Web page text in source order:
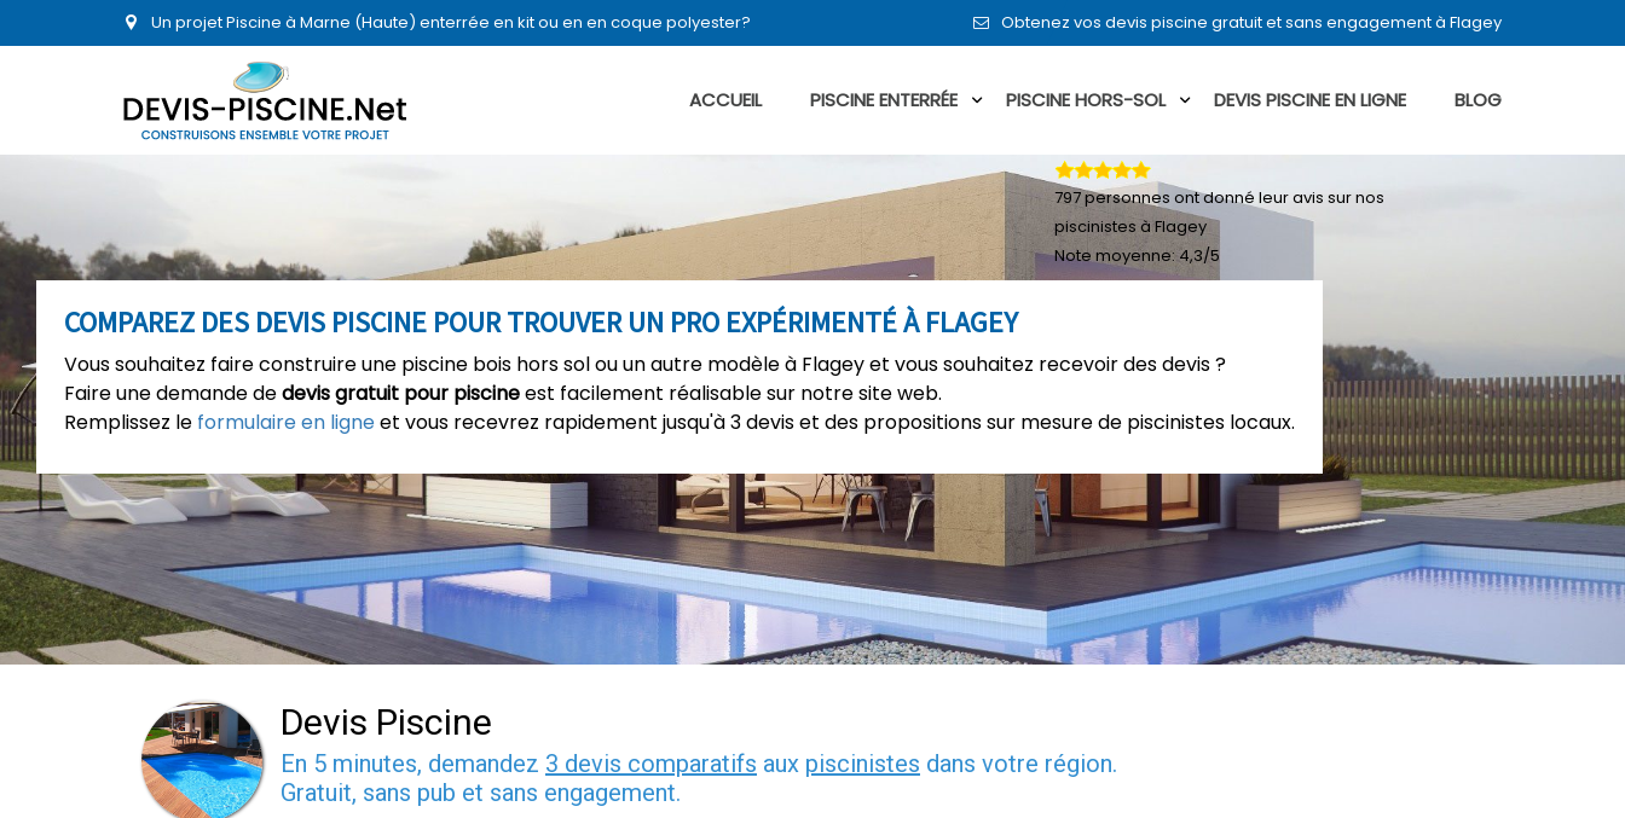
Un projet Piscine à Marne (Haute) enterrée en kit ou en en coque polyester? Obtenez vos devis piscine gratuit et sans engagement à Flagey
ACCUEIL PISCINE ENTERRÉE PISCINE HORS-SOL DEVIS PISCINE EN LIGNE BLOG
COMPAREZ DES DEVIS PISCINE POUR TROUVER UN PRO EXPÉRIMENTÉ À FLAGEY
Vous souhaitez faire construire une piscine bois hors sol ou un autre modèle à Flagey et vous souhaitez recevoir des devis ?
Faire une demande dedevis gratuit pour piscineest facilement réalisable sur notre site web.
Remplissez le formulaire en ligneet vous recevrez rapidement jusqu'à 3 devis et des propositions sur mesure de piscinistes locaux.
797personnes ont donné leuravis sur nos
piscinistes à Flagey
Note moyenne:4,3/5
Devis Piscine
En 5 minutes, demandez 3 devis comparatifs aux piscinistes dans votre région.
Gratuit, sans pub et sans engagement.